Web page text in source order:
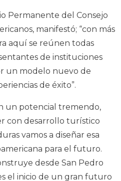
Permanente del Consejo
manifestó; “con más
aquí se reúnen todas
de instituciones
un modelo nuevo de
de éxito”.
un potencial tremendo,
con desarrollo turístico
vamos a diseñar esa
para el futuro.
desde San Pedro
el inicio de un gran futuro